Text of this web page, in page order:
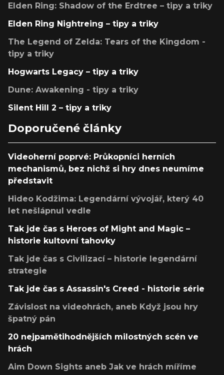
Elden Ring: Shadow of the Erdtree – tipy a triky
Elden Ring Nightreing – tipy a triky
The Legend of Zelda: Tears of the Kingdom -
tipy a triky
Hogwarts Legacy – tipy a triky
Dune: Awakening - tipy a triky
Silent Hill 2 – tipy a triky
Doporučené články
Videoherní poprvé: Průkopníci herních
mechanismů, bez nichž si hry dnes neumíme
představit
Hideo Kodžima: Legendární vývojář, který 40
let nešlápnul vedle
Tak jde čas s Heroes of Might and Magic –
historie kultovní tahovky
Tak jde čas s Civilizací – historie legendární
strategie
Tak jde čas s Assassin's Creed - historie série
Závislost na videohrách, aneb Když jsou hry
špatný pán
20 nejpamětihodnějších milostných scén ve
hrách
Aim Down Sights aneb Jak ve hrách míříme